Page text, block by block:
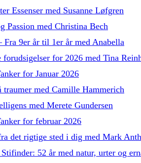
Essenser med Susanne Løfgren
Passion med Christina Bech
Fra 9er år til 1er år med Anabella
for 2026 med Tina
for Januar 2026
traumer med Camille Hammerich
med Merete Gundersen
for februar 2026
det rigtige sted i dig med Mark
Stifinder: 52 år med natur, urter og